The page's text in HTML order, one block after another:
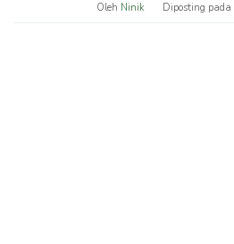
Oleh Ninik Diposting pada